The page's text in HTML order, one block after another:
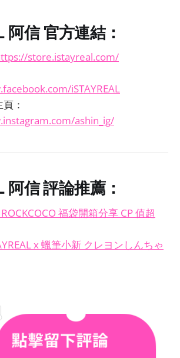
阿信 官方連結：
store.istayreal.com/
iSTAYREAL
：
ashin_ig/
阿信評論推薦：
ROCKCOCO 福袋開箱分享 CP 值超
x 蠟筆小新 クレヨンしんちゃ